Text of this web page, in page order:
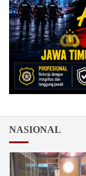
NASIONAL